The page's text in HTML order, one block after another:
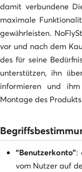
damit verbundene
maximale
gewährleisten.
vor und nach dem
des für seine
unterstützen, ihn
informieren und
Montage des
“Benutzerkonto”:
vom Nutzer auf